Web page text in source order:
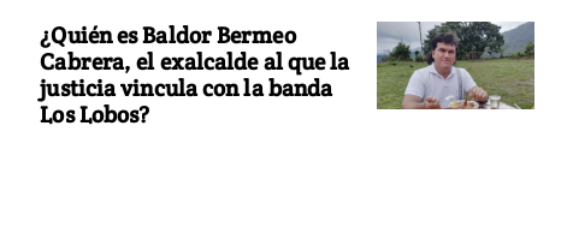
¿Quién es Baldor Bermeo
Cabrera, el exalcalde al que la
justicia vincula con la banda
Los Lobos?